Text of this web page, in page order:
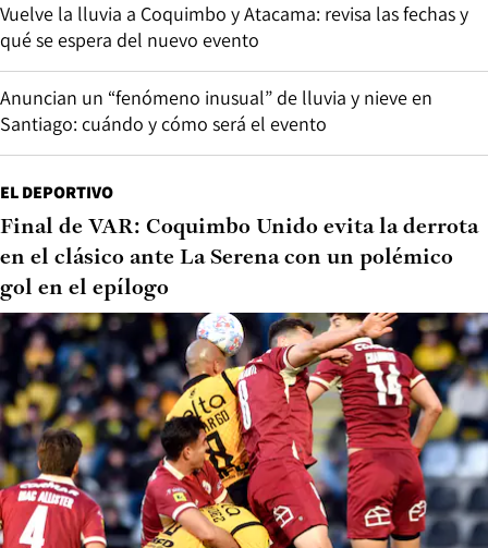
Vuelve la lluvia a Coquimbo y Atacama: revisa las fechas y
qué se espera del nuevo evento
Anuncian un “fenómeno inusual” de lluvia y nieve en
Santiago: cuándo y cómo será el evento
EL DEPORTIVO
Final de VAR: Coquimbo Unido evita la derrota
en el clásico ante La Serena con un polémico
gol en el epílogo